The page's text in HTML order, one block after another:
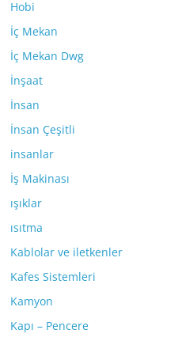
Hobi
İç Mekan
İç Mekan Dwg
İnşaat
İnsan
İnsan Çeşitli
insanlar
İş Makinası
ışıklar
ısıtma
Kablolar ve iletkenler
Kafes Sistemleri
Kamyon
Kapı – Pencere